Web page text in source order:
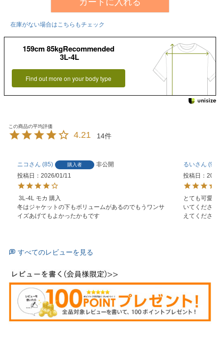
カートに入れる
在庫がない場合はこちらもチェック
159cm 85kgRecommended
3L-4L
Find out more on your body type
4.21 14
ニコ 85 購入者
非公開
投稿日
2026/01/11
冬はジャケットの下もボリュームがあるのでもうワンサ
イズあげてもよかったかもです
るい
97
投稿日
とても可愛
いてくださ
えてくださ
すべてのレビューを見る